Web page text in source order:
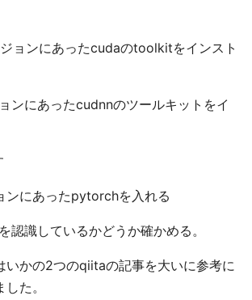
ョンにあったcudaのtoolkitをインスト
ンにあったcudnnのツールキットをイ
ンにあったpytorchを入れる
識しているかどうか確かめる。
いかの2つのqiitaの記事を大いに参考に
た。